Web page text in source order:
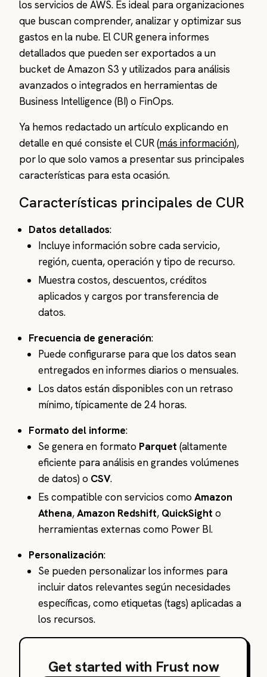
los servicios de AWS. Es ideal para organizaciones
que buscan comprender, analizar y optimizar sus
gastos en la nube. El CUR genera informes
detallados que pueden ser exportados a un
bucket de Amazon S3 y utilizados para análisis
avanzados o integrados en herramientas de
Business Intelligence (BI) o FinOps.
Ya hemos redactado un artículo explicando en
detalle en qué consiste el CUR (más información),
por lo que solo vamos a presentar sus principales
características para esta ocasión.
Características principales de CUR
Datos detallados:
Incluye información sobre cada servicio,
región, cuenta, operación y tipo de recurso.
Muestra costos, descuentos, créditos
aplicados y cargos por transferencia de
datos.
Frecuencia de generación:
Puede configurarse para que los datos sean
entregados en informes diarios o mensuales.
Los datos están disponibles con un retraso
mínimo, típicamente de 24 horas.
Formato del informe:
Se genera en formato Parquet (altamente
eficiente para análisis en grandes volúmenes
de datos) o CSV.
Es compatible con servicios como Amazon
Athena,Amazon Redshift, QuickSight o
herramientas externas como Power BI.
Personalización:
Se pueden personalizar los informes para
incluir datos relevantes según necesidades
específicas, como etiquetas (tags) aplicadas a
los recursos.
Get started with Frust now